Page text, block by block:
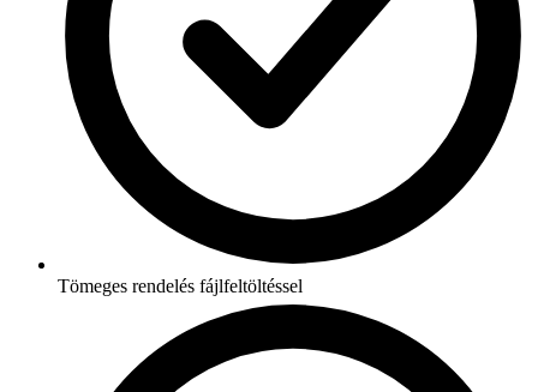
Tömeges rendelés fájlfeltöltéssel